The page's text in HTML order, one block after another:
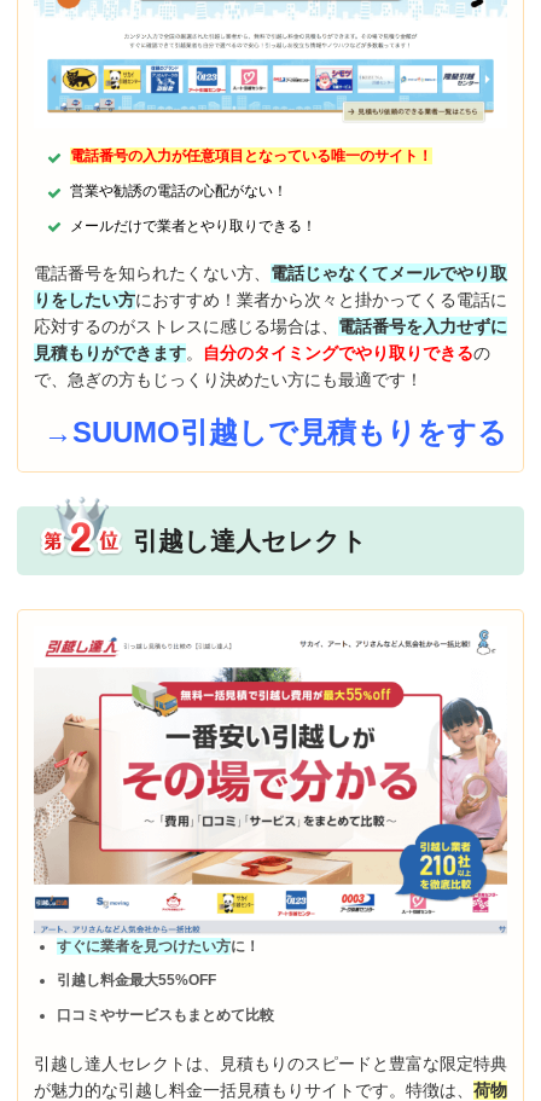
電話番号の入力が任意項目となっている唯一のサイト！
営業や勧誘の電話の心配がない！
メールだけで業者とやり取りできる！
電話番号を知られたくない方、 電話じゃなくてメールでやり取
りをしたい方におすすめ！業者から次々と掛かってくる電話に
応対するのがストレスに感じる場合は、 電話番号を入力せずに
見積もりができます。 自分のタイミングでやり取りできるの
で、急ぎの方もじっくり決めたい方にも最適です！
→SUUMO引越しで見積もりをする
引越し達人セレクト
すぐに業者を見つけたい方に！
引越し料金最大55%OFF
口コミやサービスもまとめて比較
引越し達人セレクトは、見積もりのスピードと豊富な限定特典
が魅力的な引越し料金一括見積もりサイトです。特徴は、 荷物